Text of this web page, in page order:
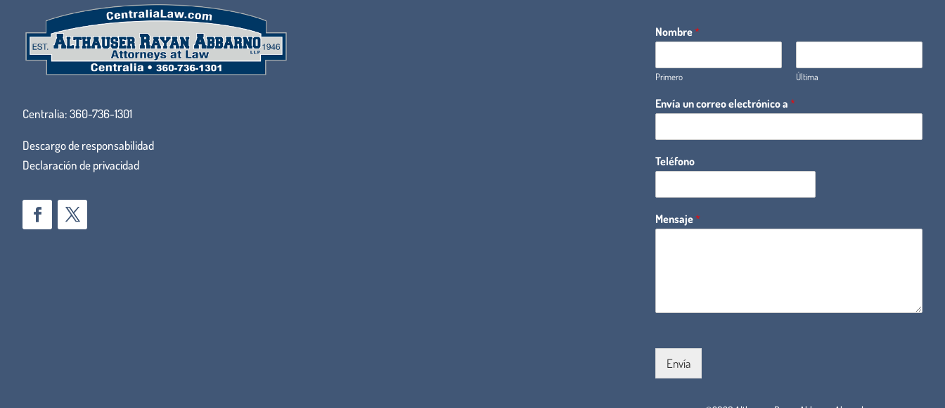
Centralia:360-736-1301
Descargo de responsabilidad
Declaración de privacidad
Nombre*
Primero Última
Envía un correo electrónico a*
Teléfono
Mensaje*
Envía